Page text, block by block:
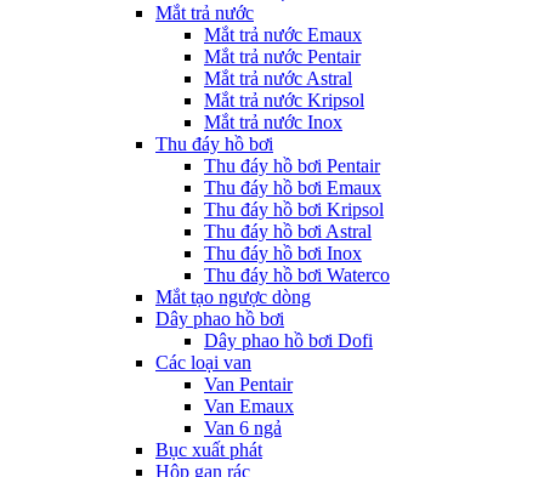
Mắt trả nước
Mắt trả nước Emaux
Mắt trả nước Pentair
Mắt trả nước Astral
Mắt trả nước Kripsol
Mắt trả nước Inox
Thu đáy hồ bơi
Thu đáy hồ bơi Pentair
Thu đáy hồ bơi Emaux
Thu đáy hồ bơi Kripsol
Thu đáy hồ bơi Astral
Thu đáy hồ bơi Inox
Thu đáy hồ bơi Waterco
Mắt tạo ngược dòng
Dây phao hồ bơi
Dây phao hồ bơi Dofi
Các loại van
Van Pentair
Van Emaux
Van 6 ngả
Bục xuất phát
Hộp gạn rác